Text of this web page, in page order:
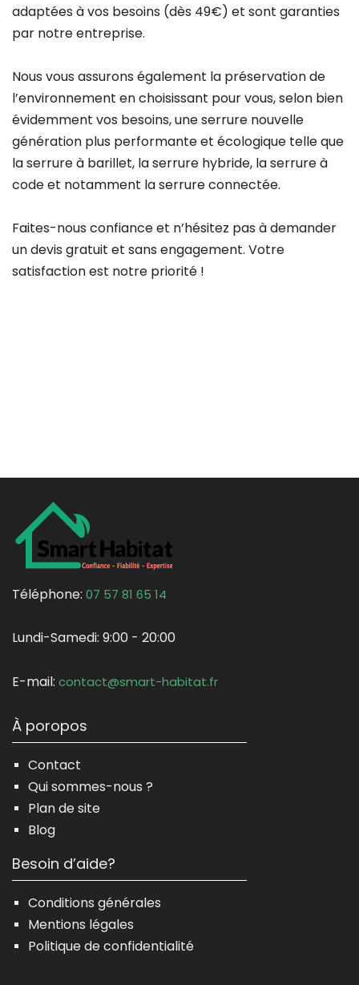
adaptées à vos besoins (dès 49€) et sont garanties
par notre entreprise.
Nous vous assurons également la préservation de
l’environnement en choisissant pour vous, selon bien
évidemment vos besoins, une serrure nouvelle
génération plus performante et écologique telle que
la serrure à barillet, la serrure hybride, la serrure à
code et notamment la serrure connectée.
Faites-nous confiance et n’hésitez pas à demander
un devis gratuit et sans engagement. Votre
satisfaction est notre priorité !
Téléphone: 07 57 81 65 14
Lundi-Samedi: 9:00 - 20:00
E-mail: contact@smart-habitat.fr
À poropos
Contact
Qui sommes-nous ?
Plan de site
Blog
Besoin d’aide?
Conditions générales
Mentions légales
Politique de confidentialité